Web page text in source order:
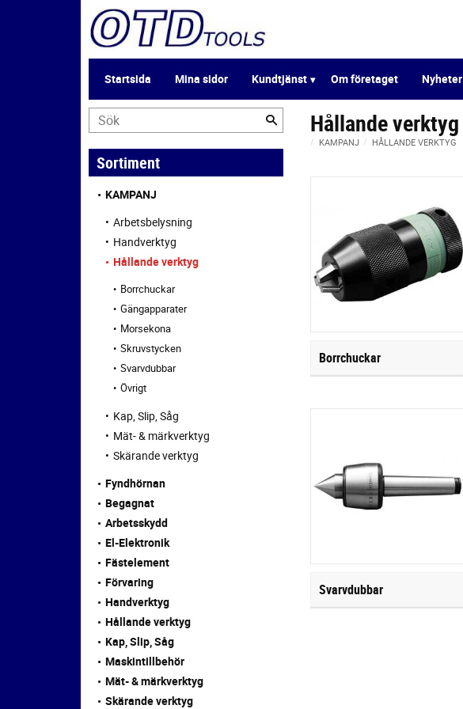
Startsida Mina sidor Kundtjänst Om företaget Nyheter
Hållande verktyg
KAMPANJ HÅLLANDE VERKTYG
Borrchuckar
Svarvdubbar
Sortiment
KAMPANJ
Arbetsbelysning
Handverktyg
Hållande verktyg
Borrchuckar
Gängapparater
Morsekona
Skruvstycken
Svarvdubbar
Övrigt
Kap, Slip, Såg
Mät- & märkverktyg
Skärande verktyg
Fyndhörnan
Begagnat
Arbetsskydd
El-Elektronik
Fästelement
Förvaring
Handverktyg
Hållande verktyg
Kap, Slip, Såg
Maskintillbehör
Mät- & märkverktyg
Skärande verktyg